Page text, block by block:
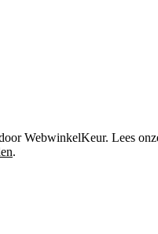
WebwinkelKeur. Lees
.